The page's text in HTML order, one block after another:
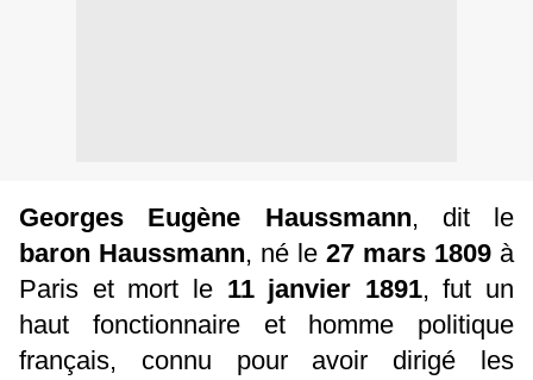
Georges Eugène Haussmann, dit le
baron Haussmann, né le 27 mars 1809 à
Paris et mort le 11 janvier 1891, fut un
haut fonctionnaire et homme politique
français, connu pour avoir dirigé les